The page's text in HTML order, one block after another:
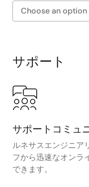
Diagram
サポート
サポートコミュ
ルネサスエンジニア
フから迅速なオンラ
できます。